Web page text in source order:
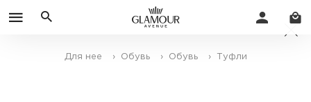
Для нее › Обувь › Обувь › Туфли